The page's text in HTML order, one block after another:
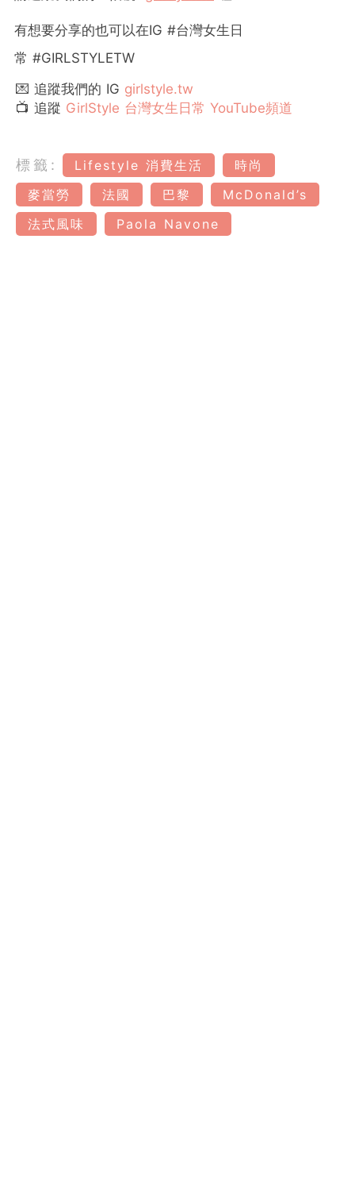
有想要分享的也可以在IG #台灣女生日
常 #GIRLSTYLETW
💌 追蹤我們的 IG girlstyle.tw
📺 追蹤 GirlStyle 台灣女生日常 YouTube頻道
標籤: Lifestyle 消費生活
時尚
麥當勞
法國 巴黎
McDonald’s
法式風味
Paola Navone